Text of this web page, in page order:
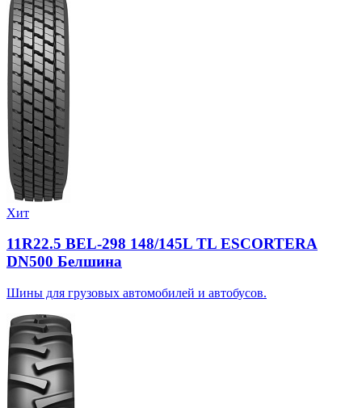
Хит
11R22.5 BEL-298 148/145L TL ESCORTERA
DN500 Белшина
Шины для грузовых автомобилей и автобусов.